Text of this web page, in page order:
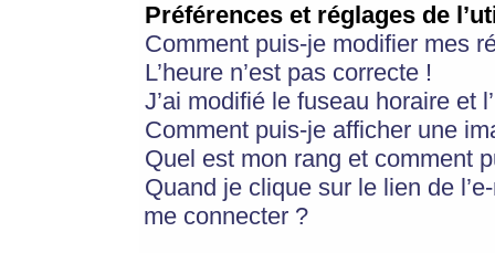
Préférences et réglages de
Comment puis-je modifier mes
L’heure n’est pas correcte !
J’ai modifié le fuseau horaire et
Comment puis-je afficher une
Quel est mon rang et comment
Quand je clique sur le lien de
me connecter ?